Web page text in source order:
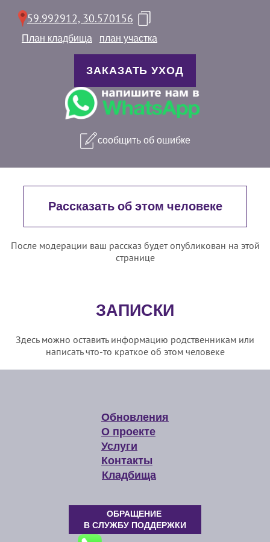
59.992912, 30.570156
План кладбища план участка
ЗАКАЗАТЬ УХОД
сообщить об ошибке
Рассказать об этом человеке
После модерации ваш рассказ будет опубликован на этой
странице
ЗАПИСКИ
Здесь можно оставить информацию родственникам или
написать что-то краткое об этом человеке
Обновления
О проекте
Услуги
Контакты
Кладбища
ОБРАЩЕНИЕ
В СЛУЖБУ ПОДДЕРЖКИ